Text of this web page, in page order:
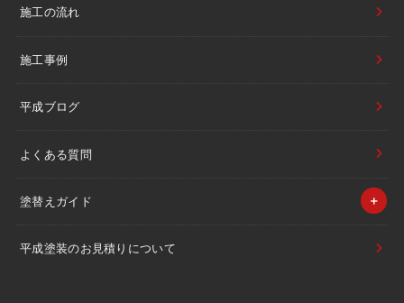
施工の流れ
施工事例
平成ブログ
よくある質問
塗替えガイド
平成塗装のお見積りについて